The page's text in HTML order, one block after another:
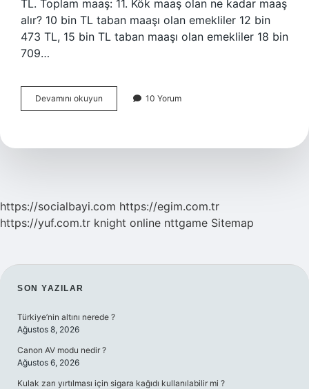
TL. Toplam maaş: 11. Kök maaş olan ne kadar maaş
alır? 10 bin TL taban maaşı olan emekliler 12 bin
473 TL, 15 bin TL taban maaşı olan emekliler 18 bin
709…
Devamını okuyun
Maaşı
Altında
Alır
10 Yorum
https://socialbayi.com https://egim.com.tr
https://yuf.com.tr knight online nttgame Sitemap
SIDEBAR
SON YAZILAR
Türkiye’nin altını nerede ?
Ağustos 8, 2026
Canon AV modu nedir ?
Ağustos 6, 2026
Kulak zarı yırtılması için sigara kağıdı kullanılabilir mi ?